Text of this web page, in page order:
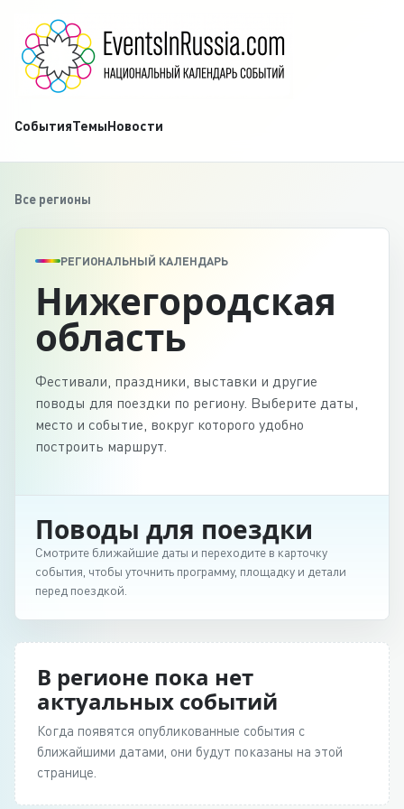
СобытияТемыНовости
Все регионы
РЕГИОНАЛЬНЫЙ КАЛЕНДАРЬ
Нижегородская
область
Фестивали, праздники, выставки и другие
поводы для поездки по региону. Выберите даты,
место и событие, вокруг которого удобно
построить маршрут.
Поводы для поездки
Смотрите ближайшие даты и переходите в карточку
события, чтобы уточнить программу, площадку и детали
перед поездкой.
В регионе пока нет
актуальных событий
Когда появятся опубликованные события с
ближайшими датами, они будут показаны на этой
странице.